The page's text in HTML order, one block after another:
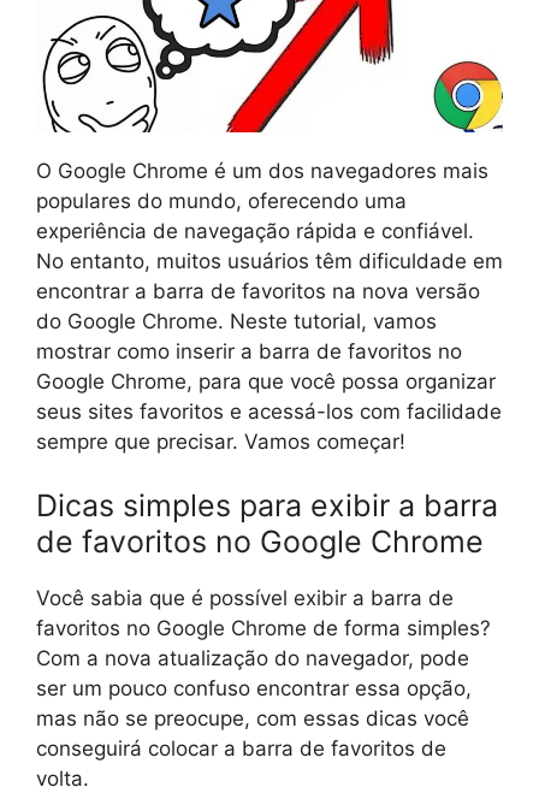
O Google Chrome é um dos navegadores mais
populares do mundo, oferecendo uma
experiência de navegação rápida e confiável.
No entanto, muitos usuários têm dificuldade em
encontrar a barra de favoritos na nova versão
do Google Chrome. Neste tutorial, vamos
mostrar como inserir a barra de favoritos no
Google Chrome, para que você possa organizar
seus sites favoritos e acessá-los com facilidade
sempre que precisar. Vamos começar!
Dicas simples para exibir a barra
de favoritos no Google Chrome
Você sabia que é possível exibir a barra de
favoritos no Google Chrome de forma simples?
Com a nova atualização do navegador, pode
ser um pouco confuso encontrar essa opção,
mas não se preocupe, com essas dicas você
conseguirá colocar a barra de favoritos de
volta.